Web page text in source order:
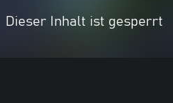
Dieser Inhalt ist gesperrt